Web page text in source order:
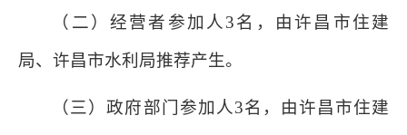
（二）经营者参加人3名，由许昌市住建
局、许昌市水利局推荐产生。
（三）政府部门参加人3名，由许昌市住建